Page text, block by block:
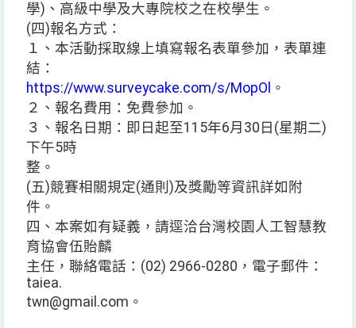
學)、高級中學及大專院校之在校學生。
(四)報名方式：
１、本活動採取線上填寫報名表單參加，表單連
結：
https://www.surveycake.com/s/MopOl 。
２、報名費用：免費參加。
３、報名日期：即日起至115年6月30日(星期二)
下午5時
整。
(五)競賽相關規定(通則)及獎勵等資訊詳如附
件。
四、本案如有疑義，請逕洽台灣校園人工智慧教
育協會伍貽麟
主任，聯絡電話：(02) 2966-0280，電子郵件：
taiea.
twn@gmail.com。